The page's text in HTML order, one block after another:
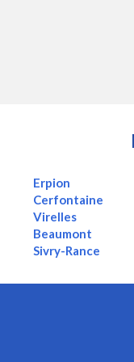
Erpion
Cerfontaine
Virelles
Beaumont
Sivry-Rance